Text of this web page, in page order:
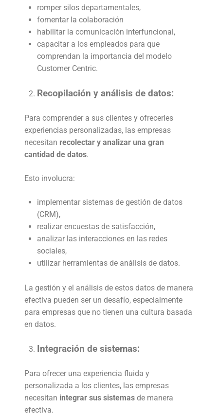
romper silos departamentales,
fomentar la colaboración
habilitar la comunicación interfuncional,
capacitar a los empleados para que
comprendan la importancia del modelo
Customer Centric.
Recopilación y análisis de datos:
Para comprender a sus clientes y ofrecerles
experiencias personalizadas, las empresas
necesitan recolectar y analizar una gran
cantidad de datos.
Esto involucra:
implementar sistemas de gestión de datos
(CRM),
realizar encuestas de satisfacción,
analizar las interacciones en las redes
sociales,
utilizar herramientas de análisis de datos.
La gestión y el análisis de estos datos de manera
efectiva pueden ser un desafío, especialmente
para empresas que no tienen una cultura basada
en datos.
Integración de sistemas:
Para ofrecer una experiencia fluida y
personalizada a los clientes, las empresas
necesitan integrar sus sistemas de manera
efectiva.